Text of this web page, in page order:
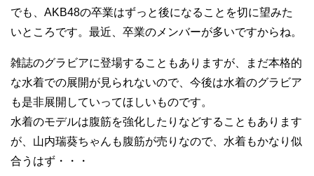
でも、AKB48の卒業はずっと後になることを切に望みた
いところです。最近、卒業のメンバーが多いですからね。
雑誌のグラビアに登場することもありますが、まだ本格的
な水着での展開が見られないので、今後は水着のグラビア
も是非展開していってほしいものです。
水着のモデルは腹筋を強化したりなどすることもあります
が、山内瑞葵ちゃんも腹筋が売りなので、水着もかなり似
合うはず・・・